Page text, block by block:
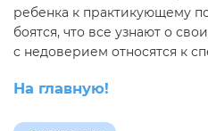
ребенка к практикующему
боятся, что все узнают о
с недоверием относятся к
На главную!